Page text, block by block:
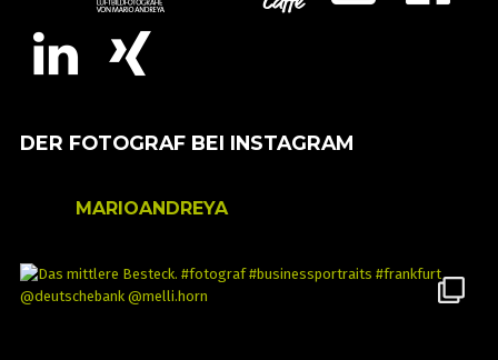
DER FOTOGRAF BEI INSTAGRAM
MARIOANDREYA